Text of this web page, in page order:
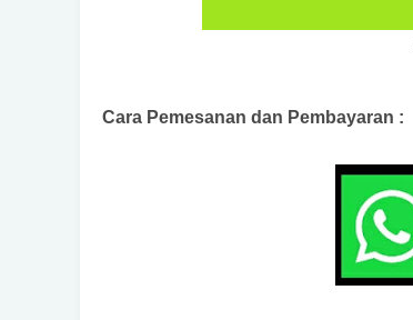
Cara Pemesanan dan Pembayaran :